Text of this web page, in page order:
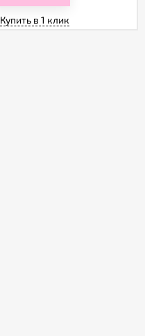
Купить в 1 клик